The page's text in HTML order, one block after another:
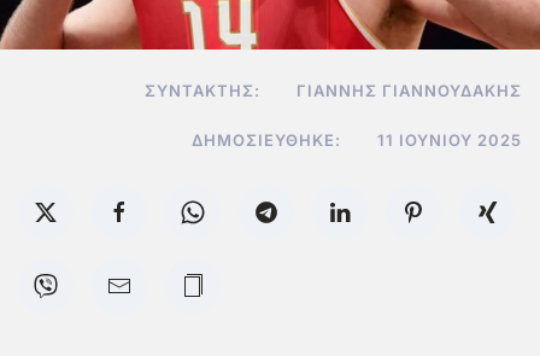
ΣΥΝΤΆΚΤΗΣ: ΓΙΆΝΝΗΣ ΓΙΑΝΝΟΥΔΆΚΗΣ
ΔΗΜΟΣΙΕΎΘΗΚΕ: 11 ΙΟΥΝΊΟΥ 2025